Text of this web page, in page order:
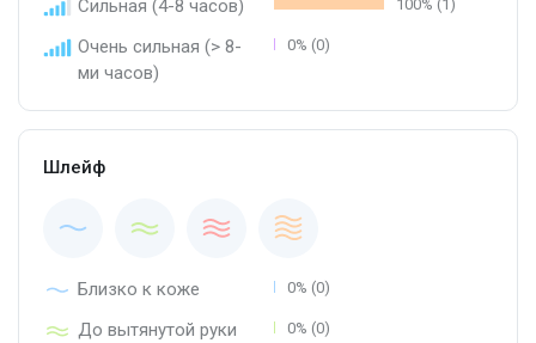
Сильная (4-8 часов) 100% (1)
Очень сильная (> 8-
ми часов)
0% (0)
Шлейф
Близко к коже 0% (0)
До вытянутой руки 0% (0)